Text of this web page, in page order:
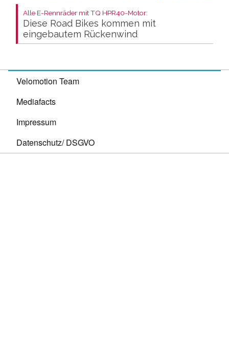
Alle E-Rennräder mit TQ HPR40-Motor:
Diese Road Bikes kommen mit
eingebautem Rückenwind
Velomotion Team
Mediafacts
Impressum
Datenschutz/ DSGVO